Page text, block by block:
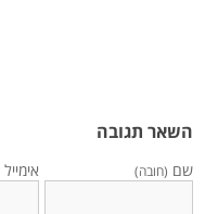
השאר תגובה
שם (חובה) אימייל